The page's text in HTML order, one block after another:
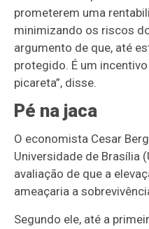
prometerem uma
minimizando os riscos
argumento de que, até
protegido. É um
picareta”, disse.
Pé na jaca
O economista Cesar
Universidade de Brasília
avaliação de que a
ameaçaria a
Segundo ele, até a